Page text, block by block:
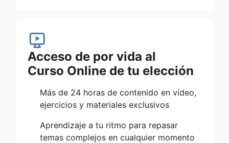
Acceso de por vida al
Curso Online de tu elección
Más de 24 horas de contenido en vídeo,
ejercicios y materiales exclusivos
Aprendizaje a tu ritmo para repasar
temas complejos en cualquier momento